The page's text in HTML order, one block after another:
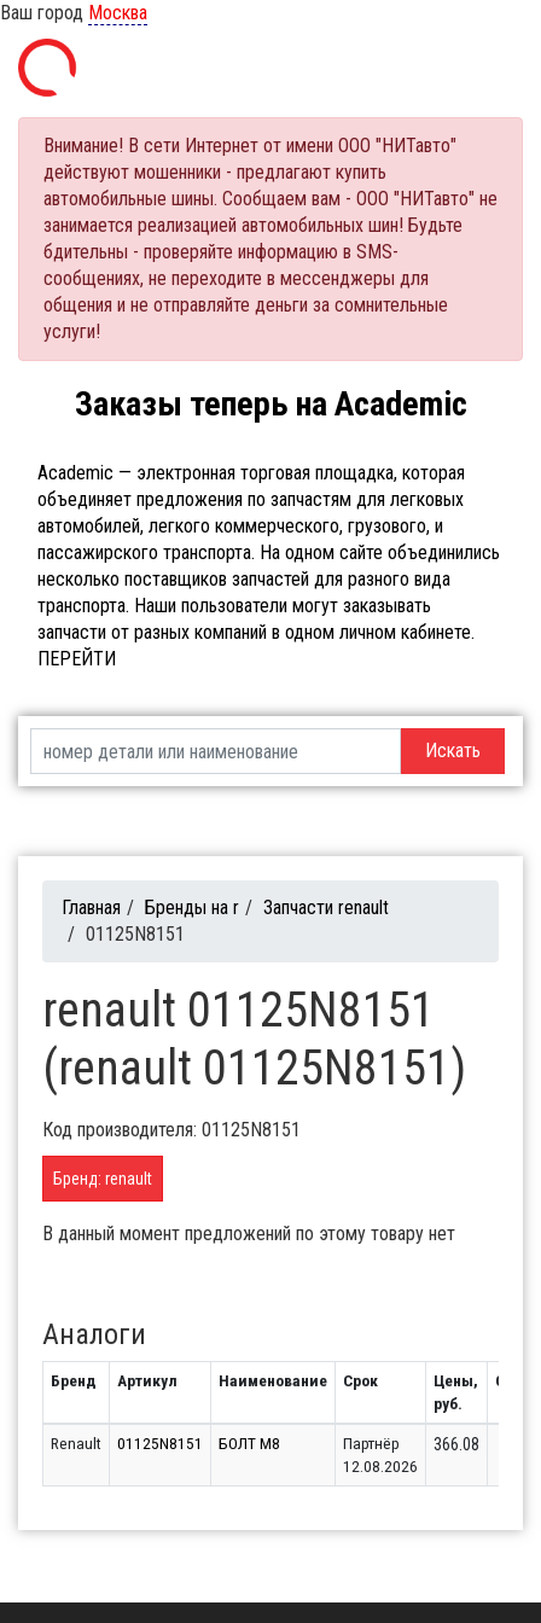
Ваш город Москва
Внимание! В сети Интернет от имени ООО "НИТавто"
действуют мошенники - предлагают купить
автомобильные шины. Сообщаем вам - ООО "НИТавто" не
занимается реализацией автомобильных шин! Будьте
бдительны - проверяйте информацию в SMS-
сообщениях, не переходите в мессенджеры для
общения и не отправляйте деньги за сомнительные
услуги!
Заказы теперь на Academic
Academic — электронная торговая площадка, которая
объединяет предложения по запчастям для легковых
автомобилей, легкого коммерческого, грузового, и
пассажирского транспорта. На одном сайте объединились
несколько поставщиков запчастей для разного вида
транспорта. Наши пользователи могут заказывать
запчасти от разных компаний в одном личном кабинете.
ПЕРЕЙТИ
Искать
Главная / Бренды на r / Запчасти renault
/ 01125N8151
renault 01125N8151
(renault 01125N8151)
Код производителя: 01125N8151
Бренд: renault
В данный момент предложений по этому товару нет
Аналоги
Бренд Артикул Наименование Срок
Цены,
руб.
Renault 01125N8151 БОЛТ М8
Партнёр
12.08.2026
366.08